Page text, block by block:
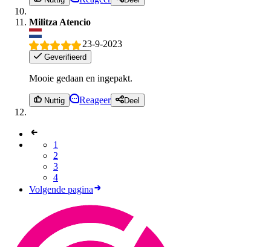
Militza Atencio
23-9-2023
Geverifieerd
Mooie gedaan en ingepakt.
Nuttig Reageer Deel
1
2
3
4
Volgende pagina